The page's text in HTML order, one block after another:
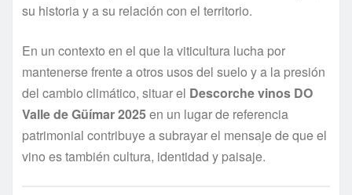
su historia y a su relación con el territorio.
En un contexto en el que la viticultura lucha por
mantenerse frente a otros usos del suelo y a la presión
del cambio climático, situar el Descorche vinos DO
Valle de Güímar 2025en un lugar de referencia
patrimonial contribuye a subrayar el mensaje de que el
vino es también cultura, identidad y paisaje.